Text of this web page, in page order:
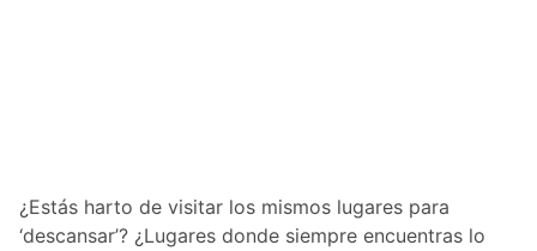
¿Estás harto de visitar los mismos lugares para
‘descansar’? ¿Lugares donde siempre encuentras lo